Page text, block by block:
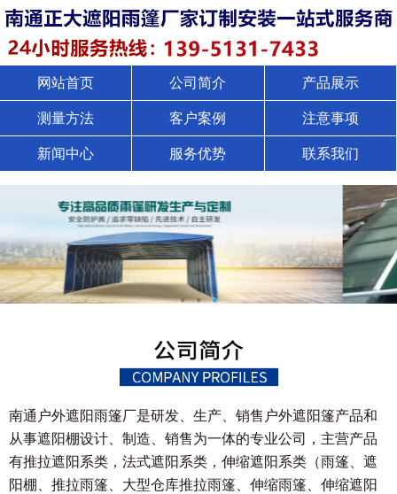
网站首页 公司简介 产品展示
测量方法 客户案例 注意事项
新闻中心 服务优势 联系我们
南通户外遮阳雨篷厂是研发、生产、销售户外遮阳篷产品和
从事遮阳棚设计、制造、销售为一体的专业公司，主营产品
有推拉遮阳系类，法式遮阳系类，伸缩遮阳系类（雨篷、遮
阳棚、推拉雨篷、大型仓库推拉雨篷、伸缩雨篷、伸缩遮阳